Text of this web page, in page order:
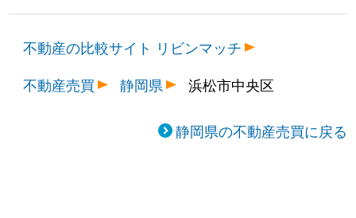
不動産の比較サイト リビンマッチ
不動産売買
静岡県 浜松市中央区
静岡県の不動産売買に戻る